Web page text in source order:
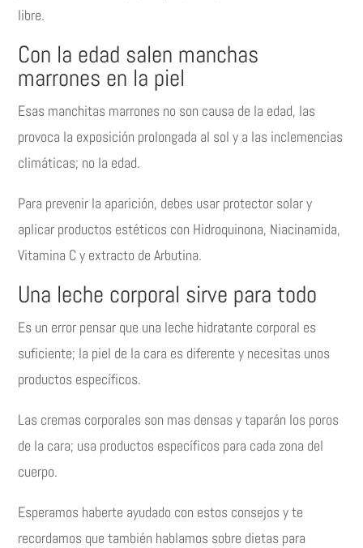
libre.
Con la edad salen manchas
marrones en la piel
Esas manchitas marrones no son causa de la edad, las
provoca la exposición prolongada al sol y a las inclemencias
climáticas; no la edad.
Para prevenir la aparición, debes usar protector solar y
aplicar productos estéticos con Hidroquinona, Niacinamida,
Vitamina C y extracto de Arbutina.
Una leche corporal sirve para todo
Es un error pensar que una leche hidratante corporal es
suficiente; la piel de la cara es diferente y necesitas unos
productos específicos.
Las cremas corporales son mas densas y taparán los poros
de la cara; usa productos específicos para cada zona del
cuerpo.
Esperamos haberte ayudado con estos consejos y te
recordamos que también hablamos sobre dietas para